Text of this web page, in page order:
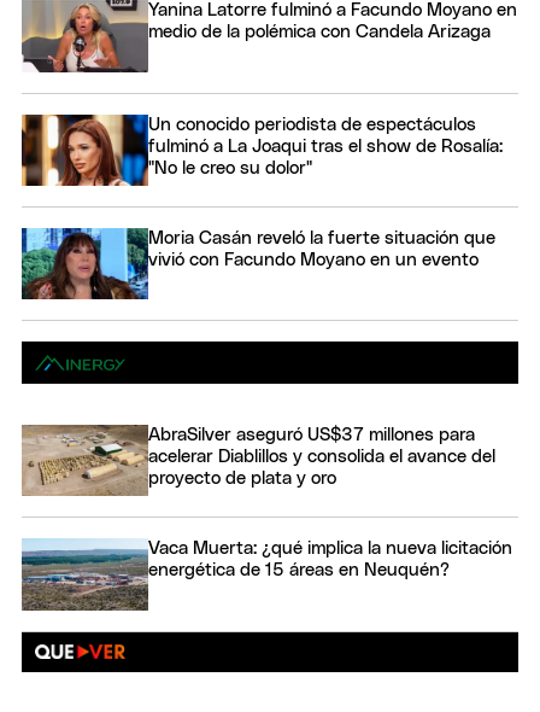
Yanina Latorre fulminó a Facundo Moyano en
medio de la polémica con Candela Arizaga
Un conocido periodista de espectáculos
fulminó a La Joaqui tras el show de Rosalía:
"No le creo su dolor"
Moria Casán reveló la fuerte situación que
vivió con Facundo Moyano en un evento
AbraSilver aseguró US$37 millones para
acelerar Diablillos y consolida el avance del
proyecto de plata y oro
Vaca Muerta: ¿qué implica la nueva licitación
energética de 15 áreas en Neuquén?